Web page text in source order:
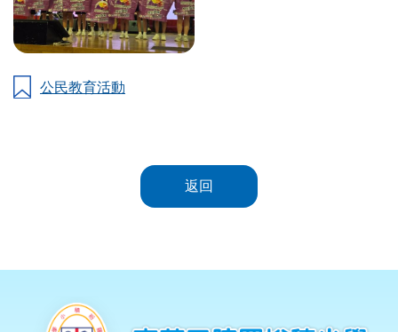
公民教育活動
返回